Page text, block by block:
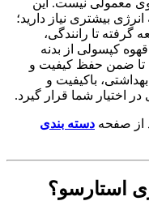
معمولی نیست. این
بیشتری نیاز دارید؛
تا رانندگی،
کپسولی از بدنه
تا ضمن حفظ کیفیت و
باکیفیت و
اختیار شما قرار گیرد.
از صفحه دسته بندی
استارسو؟